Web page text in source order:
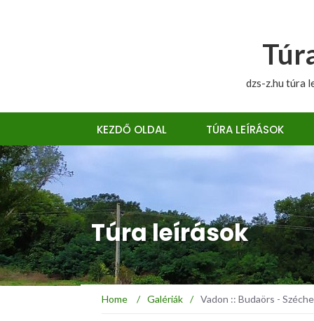
dzs-z.hu túra
KEZDŐ OLDAL TÚRA LEÍRÁSOK
Túra leírások
Home / Galériák / Vadon :: Budaörs -